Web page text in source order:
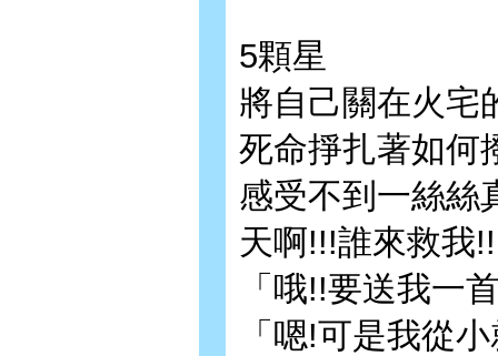
5顆星
將自己關在火宅
死命掙扎著如何
感受不到一絲絲
天啊!!!誰來救
「哦!!要送我一
「嗯!可是我從